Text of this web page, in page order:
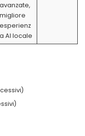
avanzate,
migliore
esperienz
a AI locale